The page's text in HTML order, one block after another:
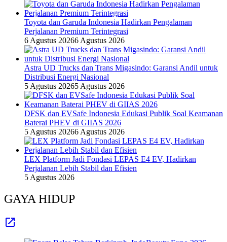
Toyota dan Garuda Indonesia Hadirkan Pengalaman
Perjalanan Premium Terintegrasi
6 Agustus 20266 Agustus 2026
Astra UD Trucks dan Trans Migasindo: Garansi Andil untuk
Distribusi Energi Nasional
5 Agustus 20265 Agustus 2026
DFSK dan EVSafe Indonesia Edukasi Publik Soal Keamanan
Baterai PHEV di GIIAS 2026
5 Agustus 20266 Agustus 2026
LEX Platform Jadi Fondasi LEPAS E4 EV, Hadirkan
Perjalanan Lebih Stabil dan Efisien
5 Agustus 2026
GAYA HIDUP